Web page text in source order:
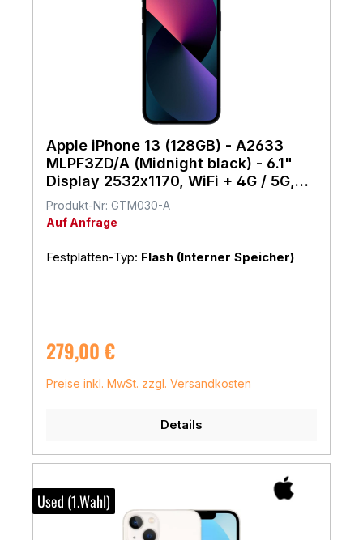
Apple iPhone 13 (128GB) - A2633
MLPF3ZD/A (Midnight black) - 6.1"
Display 2532x1170, WiFi + 4G / 5G,
iOS 17
Produkt-Nr: GTM030-A
Auf Anfrage
Festplatten-Typ: Flash (Interner Speicher)
Regulärer Preis:
279,00 €
Preise inkl. MwSt. zzgl. Versandkosten
Details
Used (1.Wahl)